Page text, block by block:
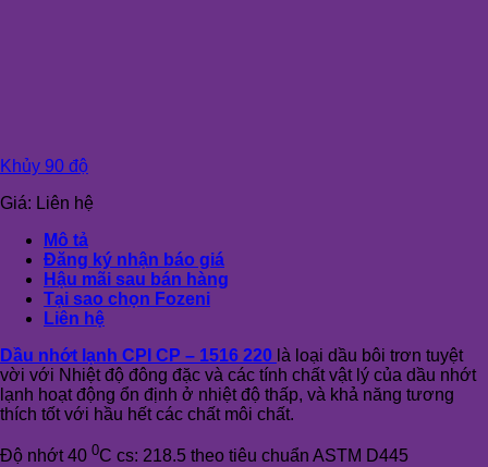
Khủy 90 độ
Giá: Liên hệ
Mô tả
Đăng ký nhận báo giá
Hậu mãi sau bán hàng
Tại sao chọn Fozeni
Liên hệ
Dầu nhớt lạnh CPI CP – 1516 220 là loại dầu bôi trơn tuyệt
vời với Nhiệt độ đông đặc và các tính chất vật lý của dầu nhớt
lạnh hoạt động ổn định ở nhiệt độ thấp, và khả năng tương
thích tốt với hầu hết các chất môi chất.
Độ nhớt 40 0C cs: 218.5 theo tiêu chuẩn ASTM D445